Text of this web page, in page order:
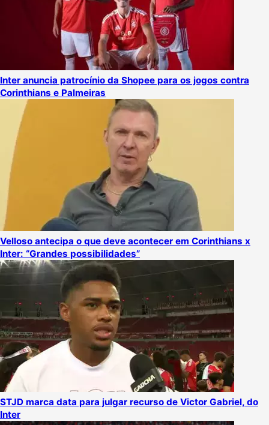
Inter anuncia patrocínio da Shopee para os jogos contra
Corinthians e Palmeiras
Velloso antecipa o que deve acontecer em Corinthians x
Inter: “Grandes possibilidades”
STJD marca data para julgar recurso de Victor Gabriel, do
Inter